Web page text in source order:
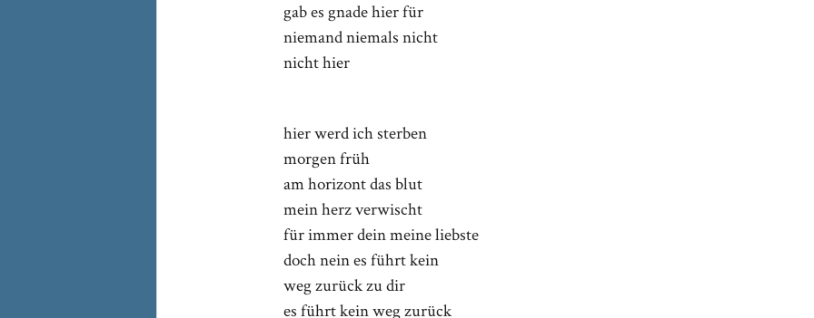
gab es gnade hier für
niemand niemals nicht
nicht hier
hier werd ich sterben
morgen früh
am horizont das blut
mein herz verwischt
für immer dein meine liebste
doch nein es führt kein
weg zurück zu dir
es führt kein weg zurück